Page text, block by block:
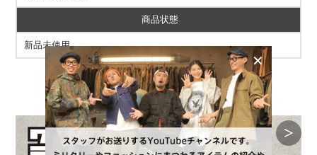
商品状態
新品未使用
＞